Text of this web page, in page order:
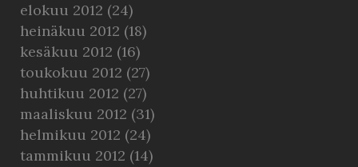
elokuu 2012 (24)
heinäkuu 2012 (18)
kesäkuu 2012 (16)
toukokuu 2012 (27)
huhtikuu 2012 (27)
maaliskuu 2012 (31)
helmikuu 2012 (24)
tammikuu 2012 (14)